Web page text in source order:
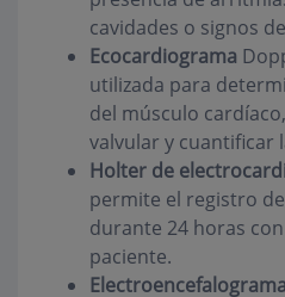
cavidades o signos
Ecocardiograma
utilizada para
del músculo
valvular y cuantificar
Holter de
permite el registro
durante 24 horas
paciente.
Electroencefalograma